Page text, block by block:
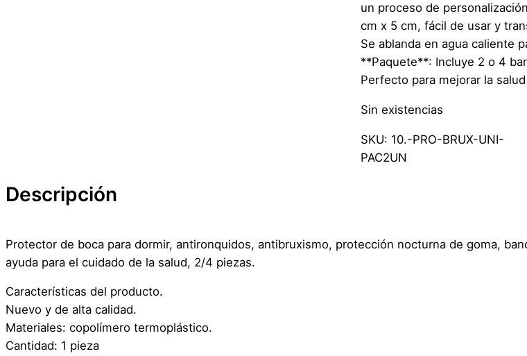
un proceso de
cm x 5 cm, fácil de usar y
Se ablanda en agua caliente
**Paquete**: Incluye 2 o 4
Perfecto para mejorar la
Sin existencias
SKU: 10.-PRO-BRUX-UNI-
PAC2UN
Descripción
Protector de boca para dormir, antironquidos, antibruxismo, protección nocturna de goma,
ayuda para el cuidado de la salud, 2/4 piezas.
Características del producto.
Nuevo y de alta calidad.
Materiales: copolímero termoplástico.
Cantidad: 1 pieza